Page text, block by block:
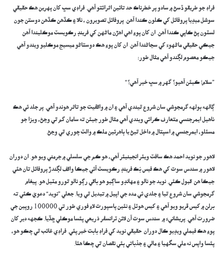
فراڊ جو طريقو ڏسڻ ۾ سادو پر خطرناڪ حد تائين اثرائتو آهي. فراڊي سڀ کان پهرين هڪ حقيقي
سوشل ميڊيا پروفائل کي ڪلون ڪندا آهن. پروفائل تصويرون ، نالا ۽ ڪڏهن ڪڏهن دوستن جون
لسٽون پڻ ڪاپي ڪندا آهن. ان کان پوءِ اهي اهڙن ماڻهن کي فرينڊ رڪويسٽ موڪليندا آهن
جيڪي حقيقي ماڻهوءَ کي سڃاڻندا آهن. ان کان پوءِ هڪ دوستاڻو ميسيج موڪليو ويندو آهي
جيڪو معصوم لڳندو آهي مثال طور:
”سلام! ڪيئن آهيو؟ گهر ۾ سڀ خير آهي؟“
ڳالهه ٻولهه گرمجوشي سان شروع ٿيندي آهي ۽ ان ۾ واقفيت جو تاثر هوندو آهي. پر جلد ئي هڪ
ٺاهيل ايمرجنسي متعارف ڪرائي ويندي آهي مثال طور جيئن ته سامان گم ٿي وڃڻ، ويزا جو
مسئلو، ايمرجنسي ۾ اسپتال ۾ داخل ٿيڻ يا ٻاهرئين ملڪ ۾ والٽ چوري ٿي وڃڻ.
لاهور جو نويد احمد هڪ سافٽ ويئر انجينيئر آهي، هو ڪم جي سلسلي ۾ جرمني ويو هو. ان دوران
لاهور ۾ سندس سوٽ کي هڪ فيس بُڪ فرينڊ رڪويسٽ آئي جيڪا واقف لڳندڙ پروفائل تان هئي
جيڪا هن قبول ڪئي. نويد جو نالو ۽ مهانڊو ساڳيو هو باقي رڳو نالو ٿورو مٽيل هو. پيغام
گرمجوشي سان شروع ٿيا ۽ جلدي ئي مدد جي اپيل ۾ تبديل ٿي ويا. جعلي ”نويد“ دعويٰ ڪئي ته
برلن ۾ کيس ڦريو ويو آهي ۽ کيس هوٽل ۽ نئين پاسپورٽ لاءِ فوري طور تي 100000 روپين جي
ضرورت آهي. پريشانيءَ ۾ سندس سوٽ آن لائن ٽرانسفر ذريعي پئسا موڪلي ڇڏيا. ڪجهه دير کان
پوءِ هڪ فيملي ويڊيو ڪال دوران حقيقي نويد کي فراڊ بابت خبر پئي. فراڊي غائب ٿي چڪو هو،
پئسا واپس نه ملي سگهيا ۽ مالي ۽ جذباتي ٻئي نقصان ٿي چڪا هئا.